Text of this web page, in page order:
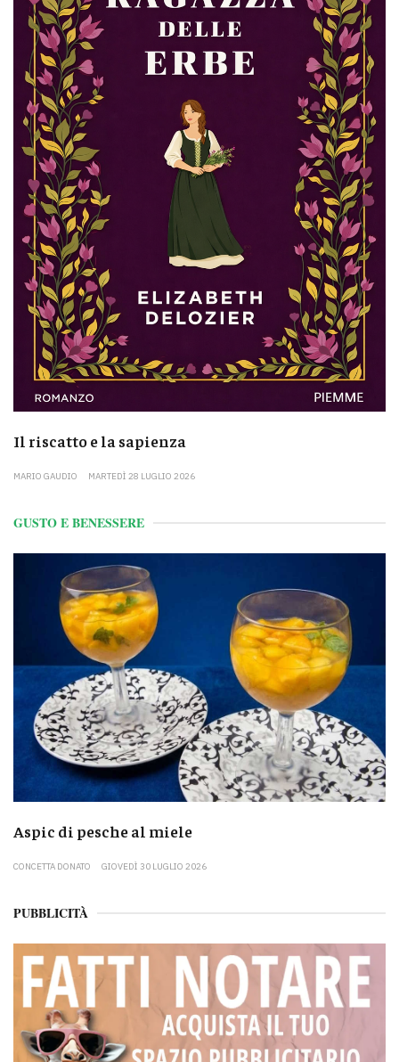
Il riscatto e la sapienza
MARIO GAUDIO MARTEDÌ 28 LUGLIO 2026
GUSTO E BENESSERE
Aspic di pesche al miele
CONCETTA DONATO GIOVEDÌ 30 LUGLIO 2026
PUBBLICITÀ